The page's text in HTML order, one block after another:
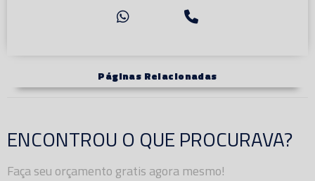
Páginas Relacionadas
ENCONTROU O QUE PROCURAVA?
Faça seu orçamento gratis agora mesmo!